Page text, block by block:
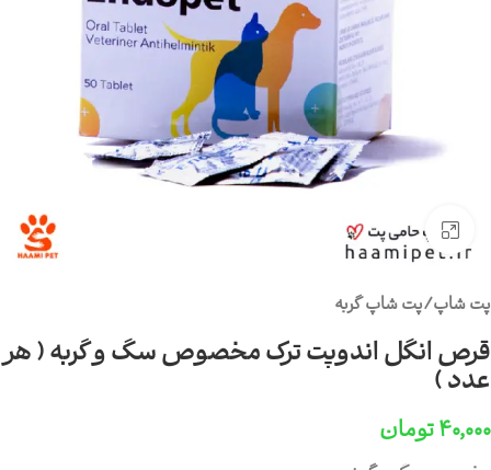
برای بزرگنمایی کلیک کنید
پت شاپ/پت شاپ گربه
قرص انگل اندوپت ترک مخصوص سگ و گربه ( هر
عدد )
۴۰,۰۰۰تومان